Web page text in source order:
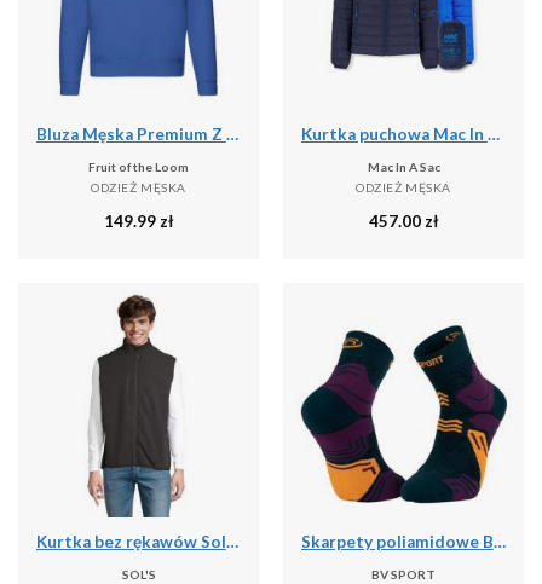
Bluza Męska Premium Z Zamkiem Błyskawicznym
Fruit of the Loom
ODZIEŻ MĘSKA
149.99zł
Kurtka puchowa Mac In A Sac
Mac In A Sac
ODZIEŻ MĘSKA
457.00zł
Kurtka bez rękawów Sol's Falcon Bw
SOL'S
Skarpety poliamidowe BV Sport GR Mid
BV SPORT